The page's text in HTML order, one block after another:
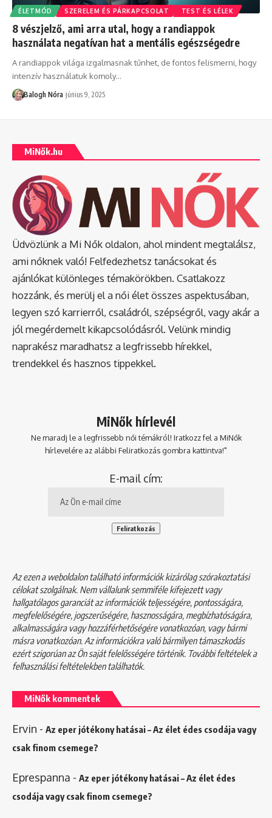
ÉLETMÓD SZERELEM ÉS PÁRKAPCSOLAT TEST ÉS LÉLEK
8 vészjelző, ami arra utal, hogy a randiappok
használata negatívan hat a mentális egészségedre
A randiappok világa izgalmasnak tűnhet, de fontos felismerni, hogy
intenzív használatuk komoly…
Balogh Nóra június 9, 2025
MiNők.hu
Üdvözlünk a Mi Nők oldalon, ahol mindent megtalálsz,
ami nőknek való! Felfedezhetsz tanácsokat és
ajánlókat különleges témakörökben. Csatlakozz
hozzánk, és merülj el a női élet összes aspektusában,
legyen szó karrierről, családról, szépségről, vagy akár a
jól megérdemelt kikapcsolódásról. Velünk mindig
naprakész maradhatsz a legfrissebb hírekkel,
trendekkel és hasznos tippekkel.
MiNők hírlevél
Ne maradj le a legfrissebb női témákról! Iratkozz fel a MiNők
hírlevelére az alábbi Feliratkozás gombra kattintva!"
E-mail cím:
Az ezen a weboldalon található információk kizárólag szórakoztatási
célokat szolgálnak. Nem vállalunk semmiféle kifejezett vagy
hallgatólagos garanciát az információk teljességére, pontosságára,
megfelelőségére, jogszerűségére, hasznosságára, megbízhatóságára,
alkalmasságára vagy hozzáférhetőségére vonatkozóan, vagy bármi
másra vonatkozóan. Az információkra való bármilyen támaszkodás
ezért szigorúan az Ön saját felelősségére történik. További feltételek a
felhasználási feltételekbentalálhatók.
MiNők kommentek
Ervin - Az eper jótékony hatásai – Az élet édes csodája vagy
csak finom csemege?
Eprespanna - Az eper jótékony hatásai – Az élet édes
csodája vagy csak finom csemege?